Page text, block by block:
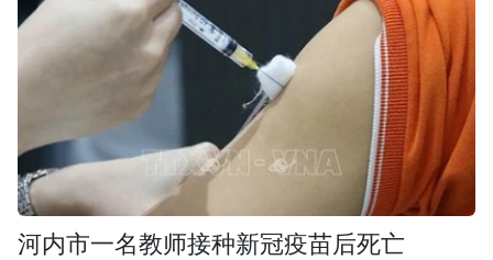
河内市一名教师接种新冠疫苗后死亡